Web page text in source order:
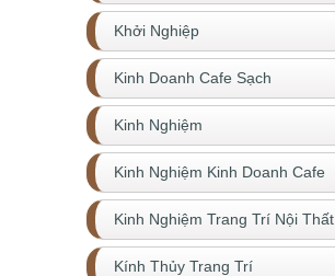
Khởi Nghiệp
Kinh Doanh Cafe Sạch
Kinh Nghiệm
Kinh Nghiệm Kinh Doanh Cafe
Kinh Nghiệm Trang Trí Nội Thất
Kính Thủy Trang Trí